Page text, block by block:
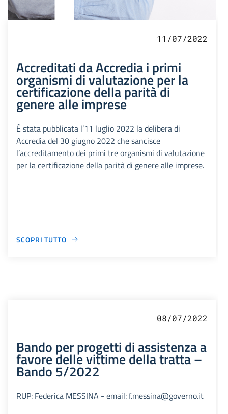
11/07/2022
Accreditati da Accredia i primi
organismi di valutazione per la
certificazione della parità di
genere alle imprese
È stata pubblicata l’11 luglio 2022 la delibera di
Accredia del 30 giugno 2022 che sancisce
l’accreditamento dei primi tre organismi di valutazione
per la certificazione della parità di genere alle imprese.
SCOPRI TUTTO
08/07/2022
Bando per progetti di assistenza a
favore delle vittime della tratta –
Bando 5/2022
RUP: Federica MESSINA - email: f.messina@governo.it